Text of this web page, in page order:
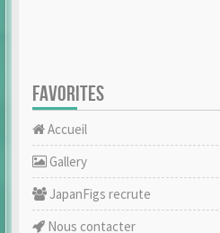
FAVORITES
Accueil
Gallery
JapanFigs recrute
Nous contacter